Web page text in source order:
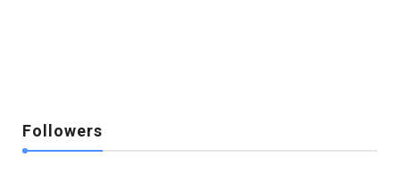
Followers